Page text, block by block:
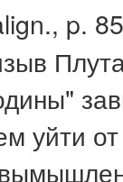
p.
уйти